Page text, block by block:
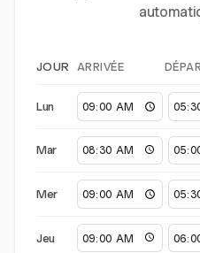
JOUR ARRIVÉE
Lun
Mar
Mer
Jeu